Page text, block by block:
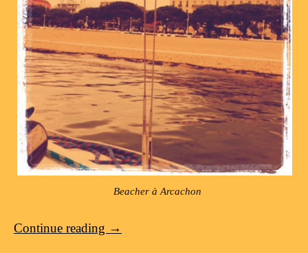
Beacher à Arcachon
Continue reading →